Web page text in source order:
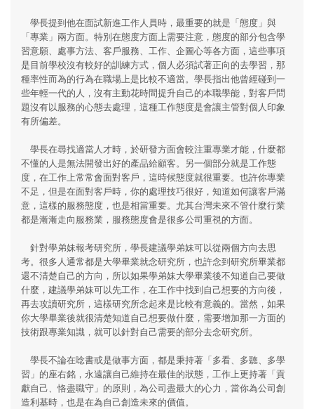
學長提到他在面試新進工作人員時，最重要的就是「態度」與
「專業」兩方面。特別在態度方面上需要注意，態度的部分包含學
習意願、處事方法、客戶服務、工作、企圖心等各方面，這些事項
是目前學校沒有較好的訓練方式，個人必須試著正向的去學習，那
種率性而為的行為在職場上是比較不適當。學長指出他曾經碰到一
些年輕一代的人，沒有主動花時間提升自己的本職學能，對客戶問
題沒有以服務的心態去處理，這種工作態度是會讓主管對個人印象
有所偏差。
學長在尋找適當人才時，於研發方面會較注重專業才能，什麼都
不懂的人是無法開發出好的產品給顧客。另一個部分就是工作態
度，在工作上常常會面對客戶，這時候態度就很重要。也許你專業
不足，但是在面對客戶時，你的處理技巧很好，知道如何讓客戶滿
意，這樣的服務態度，也是相當重要。尤其台灣未來不管什麼行業
都是漸漸走向服務業，服務態度會是很多公司重視的方面。
針對學弟妹報考研究所，學長建議學弟妹可以從兩個方向去思
考。很多人通常都是大學畢業就念研究所，也許念到研究所畢業都
還不清楚自己的方向，所以如果學弟妹大學畢業後不知道自己要做
什麼，建議學弟妹可以先工作，在工作中找到自己想要的方向後，
再去攻讀研究所，這樣研究所念起來是比較有意義的。當然，如果
你大學畢業後就很清楚知道自己想要做什麼，需要增加那一方面的
技術跟專業知識，就可以針對自己需要的部分去念研究所。
學長不論在唸書或是做事方面，都是秉持著「多看、多聽、多學
習」的座右銘，永遠讓自己維持在最佳的狀態，工作上更持著「貢
獻自己、恪盡職守」的原則，為公司盡最大的心力，當你為公司創
造利基時，也是在為自己創造未來的價值。